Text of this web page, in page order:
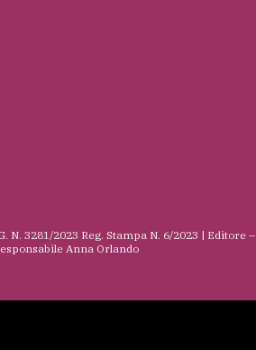
3281/2023 Reg. Stampa N. 6/2023 | Editore –
Anna Orlando